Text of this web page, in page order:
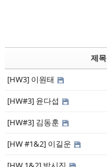
제목
[HW3] 이원태
[HW#3] 윤다섭
[HW#3] 김동훈
[HW #1&2] 이길운